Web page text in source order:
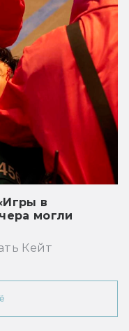
в
могли
Кейт